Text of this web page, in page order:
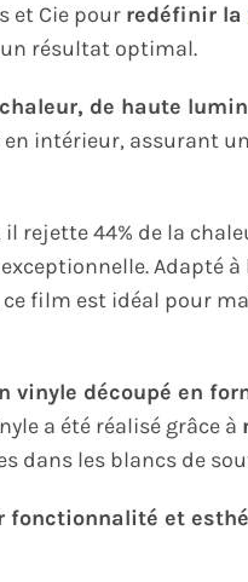
et Cie pour redéfinir la
résultat optimal.
de haute
intérieur, assurant
il rejette 44% de la
Adapté
ce film est idéal pour
vinyle découpé en
a été réalisé grâce à
dans les blancs de
fonctionnalité et